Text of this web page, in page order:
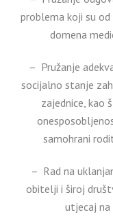
problema koji su
domena
– Pružanje
socijalno stanje
zajednice, kao
samohrani
– Rad na
obitelji i široj
utjecaj na